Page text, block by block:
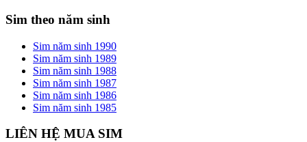
Sim theo năm sinh
Sim năm sinh 1990
Sim năm sinh 1989
Sim năm sinh 1988
Sim năm sinh 1987
Sim năm sinh 1986
Sim năm sinh 1985
LIÊN HỆ MUA SIM